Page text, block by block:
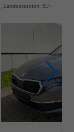
, Landesversion: EU -